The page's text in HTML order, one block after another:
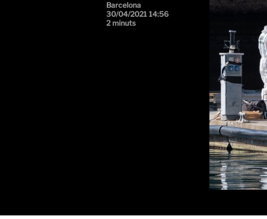
Barcelona
30/04/2021 14:56
2 minuts